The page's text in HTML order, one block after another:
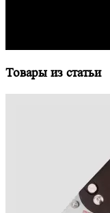
Товары из статьи